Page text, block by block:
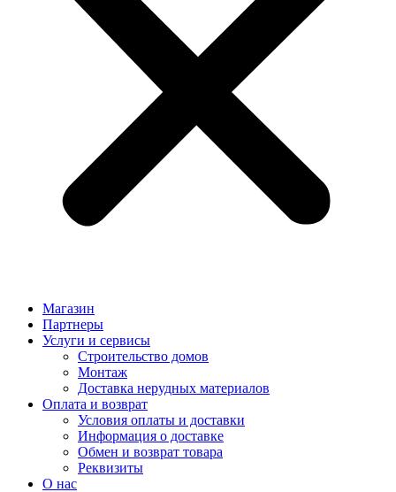
Магазин
Партнеры
Услуги и сервисы
Строительство домов
Монтаж
Доставка нерудных материалов
Оплата и возврат
Условия оплаты и доставки
Информация о доставке
Обмен и возврат товара
Реквизиты
О нас